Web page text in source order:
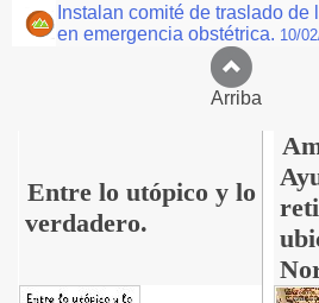
Instalan comité de traslado de
en emergencia obstétrica. 10/
Arriba
Entre lo utópico y lo
verdadero.